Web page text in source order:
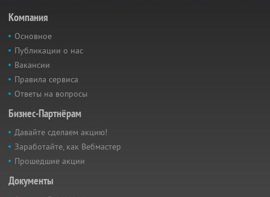
Компания
Основное
Публикации о нас
Вакансии
Правила сервиса
Ответы на вопросы
Бизнес-Партнёрам
Давайте сделаем акцию!
Заработайте, как Вебмастер
Прошедшие акции
Документы